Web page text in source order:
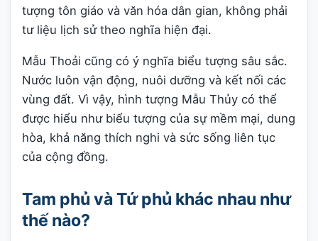
tượng tôn giáo và văn hóa dân gian, không phải
tư liệu lịch sử theo nghĩa hiện đại.
Mẫu Thoải cũng có ý nghĩa biểu tượng sâu sắc.
Nước luôn vận động, nuôi dưỡng và kết nối các
vùng đất. Vì vậy, hình tượng Mẫu Thủy có thể
được hiểu như biểu tượng của sự mềm mại, dung
hòa, khả năng thích nghi và sức sống liên tục
của cộng đồng.
Tam phủ và Tứ phủ khác nhau như
thế nào?